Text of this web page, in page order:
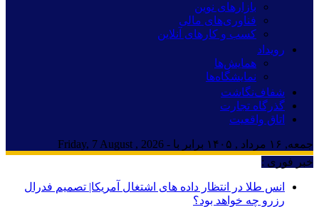
بازارهای نوین
فناوری‌های مالی
کسب و کارهای آنلاین
رویداد
همایش‌ها
نمایشگاه‌ها
شفاف‌نگاشت
گذرگاه تجارت
اتاق واقعیت
جمعه, ۱۶ مرداد , ۱۴۰۵ برابر با - Friday, 7 August , 2026
خبر فوری :
انس طلا در انتظار داده های اشتغال آمریکا| تصمیم فدرال
رزرو چه خواهد بود؟